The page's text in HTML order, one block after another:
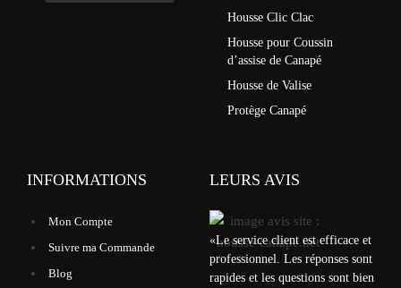
Housse Clic Clac
Housse pour Coussin
d’assise de Canapé
Housse de Valise
Protège Canapé
INFORMATIONS
Mon Compte
Suivre ma Commande
Blog
LEURS AVIS
«Le service client est efficace et
professionnel. Les réponses sont
rapides et les questions sont bien